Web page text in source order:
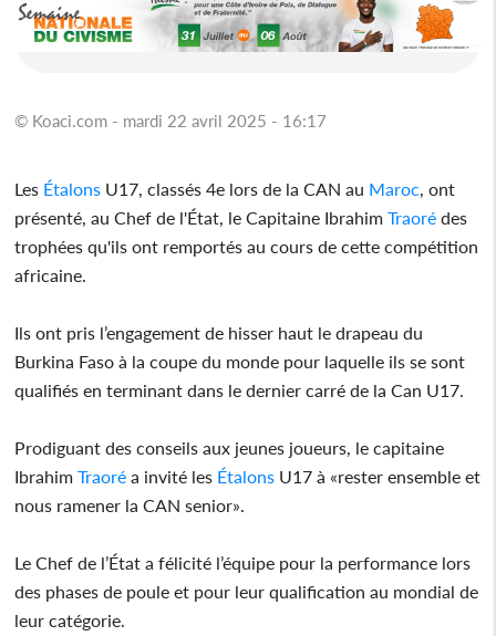
© Koaci.com - mardi 22 avril 2025 - 16:17
Les Étalons U17, classés 4e lors de la CAN au Maroc, ont
présenté, au Chef de l'État, le Capitaine IbrahimTraoré des
trophées qu'ils ont remportés au cours de cette compétition
africaine.
Ils ont pris l’engagement de hisser haut le drapeau du
Burkina Faso à la coupe du monde pour laquelle ils se sont
qualifiés en terminant dans le dernier carré de la Can U17.
Prodiguant des conseils aux jeunes joueurs, le capitaine
IbrahimTraoré a invité les Étalons U17 à «rester ensemble et
nous ramener la CAN senior».
Le Chef de l’État a félicité l’équipe pour la performance lors
des phases de poule et pour leur qualification au mondial de
leur catégorie.